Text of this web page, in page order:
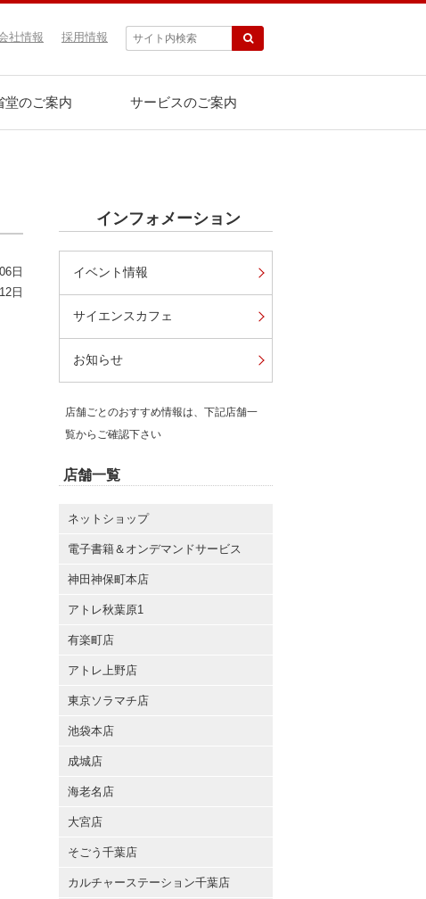
採用情報
社情報
堂のご案内 サービスのご案内
日
日
インフォメーション
イベント情報
サイエンスカフェ
お知らせ
店舗ごとのおすすめ情報は、下記店舗一
覧からご確認下さい
店舗一覧
ネットショップ
電子書籍＆オンデマンドサービス
神田神保町本店
アトレ秋葉原1
有楽町店
アトレ上野店
東京ソラマチ店
池袋本店
成城店
海老名店
大宮店
そごう千葉店
カルチャーステーション千葉店